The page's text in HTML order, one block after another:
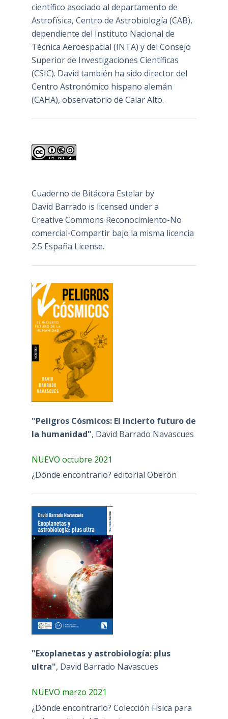
científico asociado al departamento de
Astrofísica, Centro de Astrobiología (CAB),
dependiente del Instituto Nacional de
Técnica Aeroespacial (INTA) y del Consejo
Superior de Investigaciones Científicas
(CSIC). David también ha sido director del
Centro Astronómico hispano alemán
(CAHA), observatorio de Calar Alto.
Cuaderno de Bitácora Estelarby
David Barrado is licensed under a
Creative Commons Reconocimiento-No
comercial-Compartir bajo la misma licencia
2.5 España License.
"Peligros Cósmicos: El incierto futuro de
la humanidad", David Barrado Navascues
NUEVO octubre 2021
¿Dónde encontrarlo? editorial Oberón
"Exoplanetas y astrobiología: plus
ultra", David Barrado Navascues
NUEVO marzo 2021
¿Dónde encontrarlo? Colección Física para